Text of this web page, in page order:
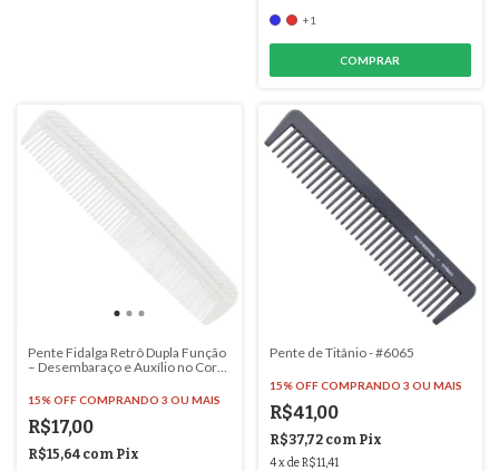
+1
COMPRAR
Pente Fidalga Retrô Dupla Função
– Desembaraço e Auxílio no Corte
15% OFFCOMPRANDO 3 OU MAIS
R$17,00
R$15,64 com Pix
Pente de Titânio - #6065
15% OFF COMPRANDO 3 OU MAIS
R$41,00
R$37,72 com Pix
4 xdeR$11,41